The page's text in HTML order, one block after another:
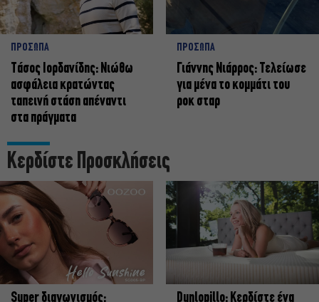
ΠΡΟΣΩΠΑ
Tάσος Ιορδανίδης: Νιώθω
ασφάλεια κρατώντας
ταπεινή στάση απέναντι
στα πράγματα
ΠΡΟΣΩΠΑ
Γιάννης Νιάρρος: Τελείωσε
για μένα το κομμάτι του
ροκ σταρ
Κερδίστε Προσκλήσεις
Super διαγωνισμός:
Dunlopillo: Κερδίστε ένα